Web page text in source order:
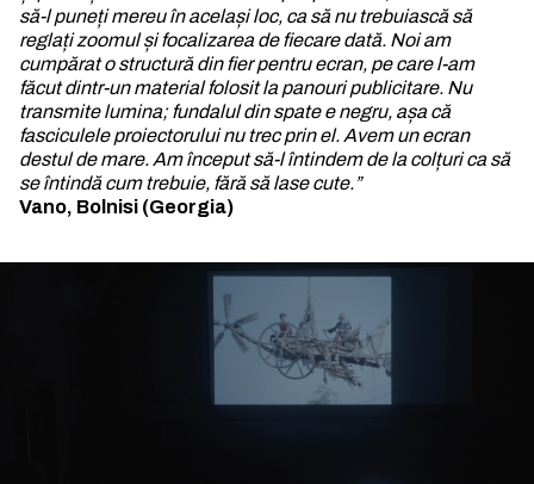
să-l puneți mereu în același loc, ca să nu trebuiască să
reglați zoomul și focalizarea de fiecare dată. Noi am
cumpărat o structură din fier pentru ecran, pe care l-am
făcut dintr-un material folosit la panouri publicitare. Nu
transmite lumina; fundalul din spate e negru, așa că
fasciculele proiectorului nu trec prin el. Avem un ecran
destul de mare. Am început să-l întindem de la colțuri ca să
se întindă cum trebuie, fără să lase cute.”
Vano, Bolnisi (Georgia)